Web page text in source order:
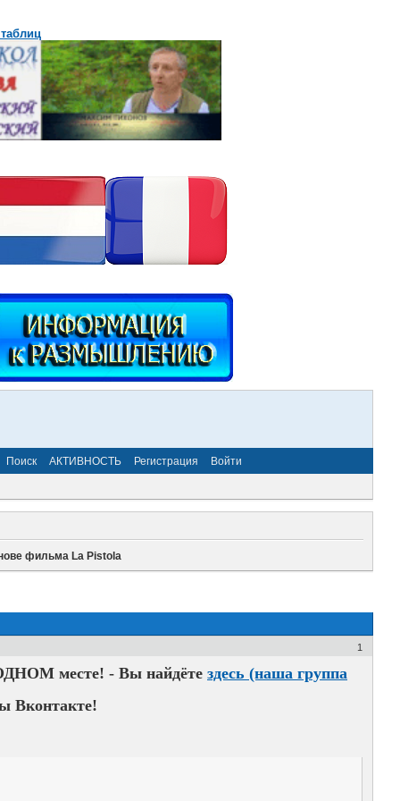
Поиск АКТИВНОСТЬ Регистрация Войти
фильма La Pistola
1
месте! - Вы найдётездесь (наша группа
Вконтакте!